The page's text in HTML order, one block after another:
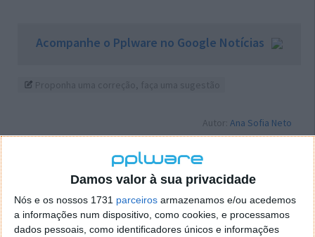
Damos valor à sua privacidade
Nós e os nossos 1731 parceiros armazenamos e/ou acedemos
a informações num dispositivo, como cookies, e processamos
dados pessoais, como identificadores únicos e informações
Acompanhe o Pplware no Google Notícias
Autor:Ana Sofia Neto
Accenture Autoridade da Concorrência
concorrência
Meo
multa NOS telecomunicações vodafone